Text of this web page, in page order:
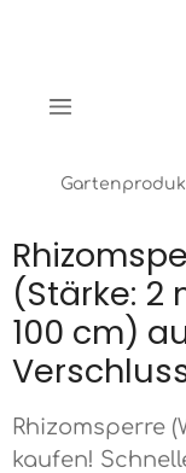
(Stärke: 2
100 cm)
Rhizomsperre
kaufen!